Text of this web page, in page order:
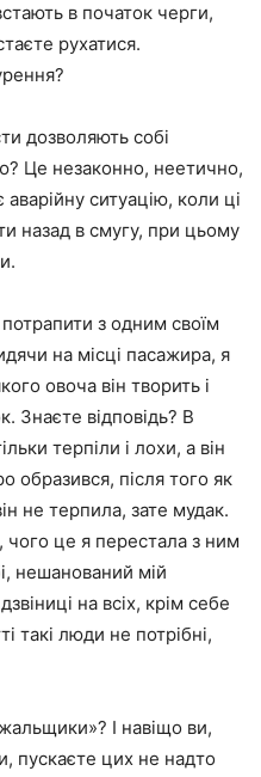
в початок черги,
рухатися.
дозволяють собі
Це незаконно, неетично,
ситуацію, коли ці
назад в смугу, при цьому
з одним своїм
на місці пасажира, я
овоча він творить і
Знаєте відповідь? В
терпіли і лохи, а він
після того як
не терпила, зате мудак.
це я перестала з ним
нешанований мій
на всіх, крім себе
такі люди не потрібні,
І навіщо ви,
пускаєте цих не надто